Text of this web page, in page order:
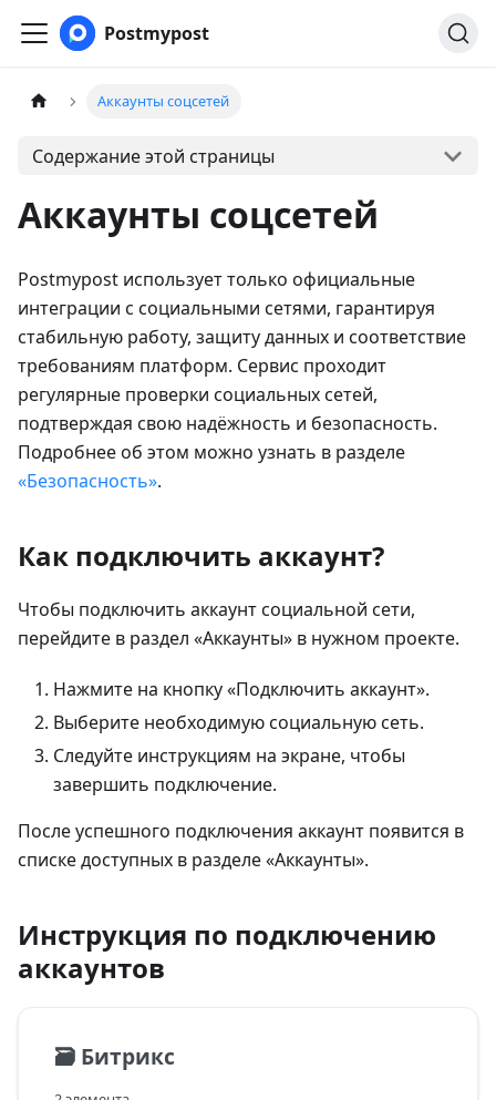
Postmypost
Аккаунты соцсетей
Содержание этой страницы
Аккаунты соцсетей
Postmypost использует только официальные
интеграции с социальными сетями, гарантируя
стабильную работу, защиту данных и соответствие
требованиям платформ. Сервис проходит
регулярные проверки социальных сетей,
подтверждая свою надёжность и безопасность.
Подробнее об этом можно узнать в разделе
«Безопасность».
Как подключить аккаунт?
Чтобы подключить аккаунт социальной сети,
перейдите в раздел «Аккаунты» в нужном проекте.
Нажмите на кнопку «Подключить аккаунт».
Выберите необходимую социальную сеть.
Следуйте инструкциям на экране, чтобы
завершить подключение.
После успешного подключения аккаунт появится в
списке доступных в разделе «Аккаунты».
Инструкция по подключению
аккаунтов
🗃️ Битрикс